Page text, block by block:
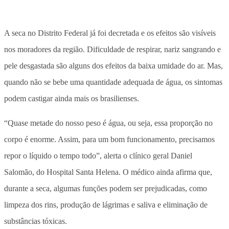
A seca no Distrito Federal já foi decretada e os efeitos são visíveis
nos moradores da região. Dificuldade de respirar, nariz sangrando e
pele desgastada são alguns dos efeitos da baixa umidade do ar. Mas,
quando não se bebe uma quantidade adequada de água, os sintomas
podem castigar ainda mais os brasilienses.
“Quase metade do nosso peso é água, ou seja, essa proporção no
corpo é enorme. Assim, para um bom funcionamento, precisamos
repor o líquido o tempo todo”, alerta o clínico geral Daniel
Salomão, do Hospital Santa Helena. O médico ainda afirma que,
durante a seca, algumas funções podem ser prejudicadas, como
limpeza dos rins, produção de lágrimas e saliva e eliminação de
substâncias tóxicas.